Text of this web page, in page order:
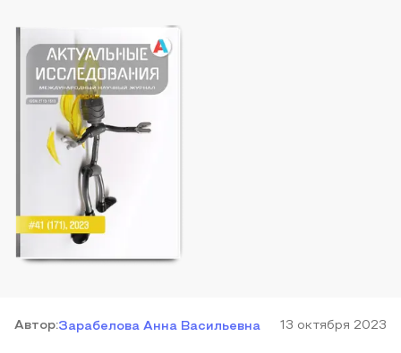
Автор:Зарабелова Анна Васильевна 13 октября 2023